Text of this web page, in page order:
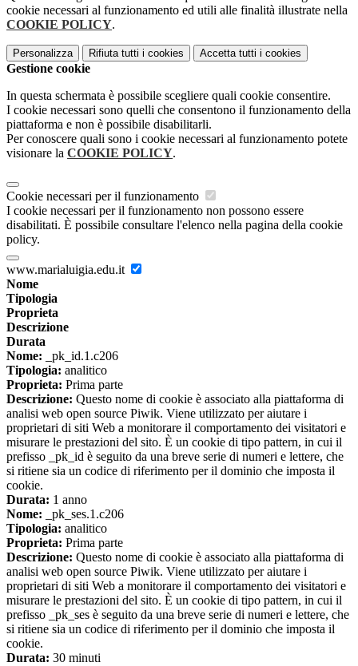
cookie necessari al funzionamento ed utili alle finalità illustrate nella
COOKIE POLICY.
Personalizza Rifiuta tutti i cookies Accetta tutti i cookies
Gestione cookie
In questa schermata è possibile scegliere quali cookie consentire.
I cookie necessari sono quelli che consentono il funzionamento della
piattaforma e non è possibile disabilitarli.
Per conoscere quali sono i cookie necessari al funzionamento potete
visionare la COOKIE POLICY.
Cookie necessari per il funzionamento
I cookie necessari per il funzionamento non possono essere
disabilitati. È possibile consultare l'elenco nella pagina della cookie
policy.
www.marialuigia.edu.it
Nome
Tipologia
Proprieta
Descrizione
Durata
Nome: _pk_id.1.c206
Tipologia: analitico
Proprieta: Prima parte
Descrizione: Questo nome di cookie è associato alla piattaforma di
analisi web open source Piwik. Viene utilizzato per aiutare i
proprietari di siti Web a monitorare il comportamento dei visitatori e
misurare le prestazioni del sito. È un cookie di tipo pattern, in cui il
prefisso _pk_id è seguito da una breve serie di numeri e lettere, che
si ritiene sia un codice di riferimento per il dominio che imposta il
cookie.
Durata: 1 anno
Nome: _pk_ses.1.c206
Tipologia: analitico
Proprieta: Prima parte
Descrizione: Questo nome di cookie è associato alla piattaforma di
analisi web open source Piwik. Viene utilizzato per aiutare i
proprietari di siti Web a monitorare il comportamento dei visitatori e
misurare le prestazioni del sito. È un cookie di tipo pattern, in cui il
prefisso _pk_ses è seguito da una breve serie di numeri e lettere, che
si ritiene sia un codice di riferimento per il dominio che imposta il
cookie.
Durata: 30 minuti